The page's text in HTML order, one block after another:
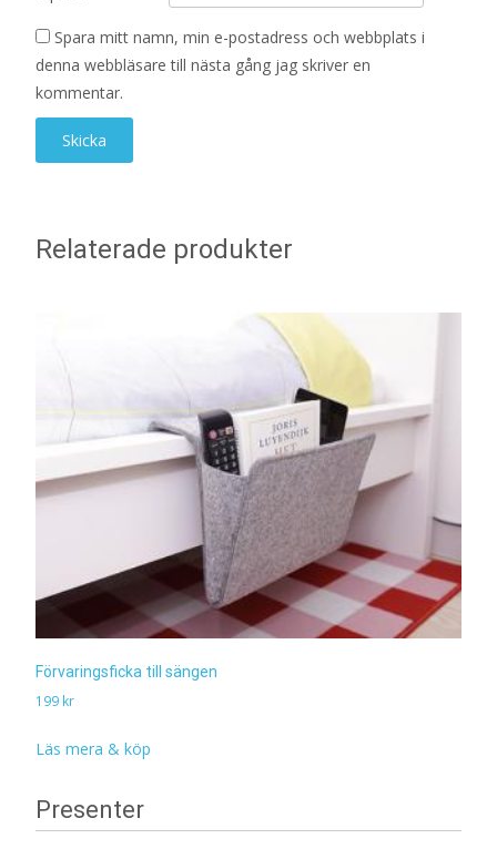
Spara mitt namn, min e-postadress och webbplats i
denna webbläsare till nästa gång jag skriver en
kommentar.
Relaterade produkter
Förvaringsficka till sängen
199 kr
Läs mera & köp
Presenter